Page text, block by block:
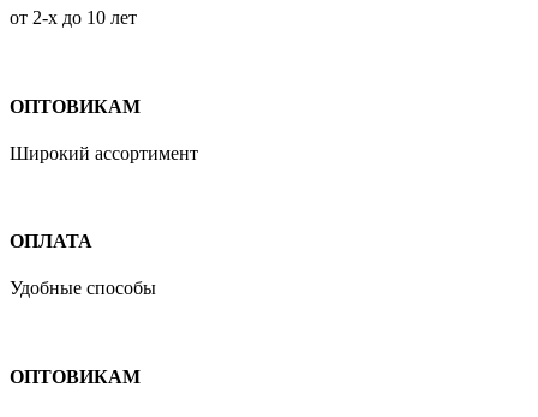
от 2-х до 10 лет
ОПТОВИКАМ
Широкий ассортимент
ОПЛАТА
Удобные способы
ОПТОВИКАМ